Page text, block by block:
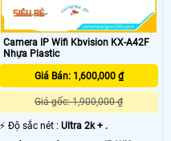
Camera IP Wifi Kbvision KX-A42F
Nhựa Plastic
Giá Bán: 1,600,000 ₫
Giá gốc: 1,900,000 ₫
️⚡ Độ sắc nét :Ultra 2k + .